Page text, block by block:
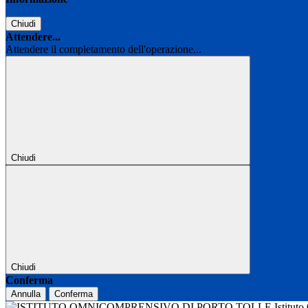
Chiudi
Attendere...
Attendere il completamento dell'operazione...
Chiudi
Chiudi
Conferma
Annulla Conferma